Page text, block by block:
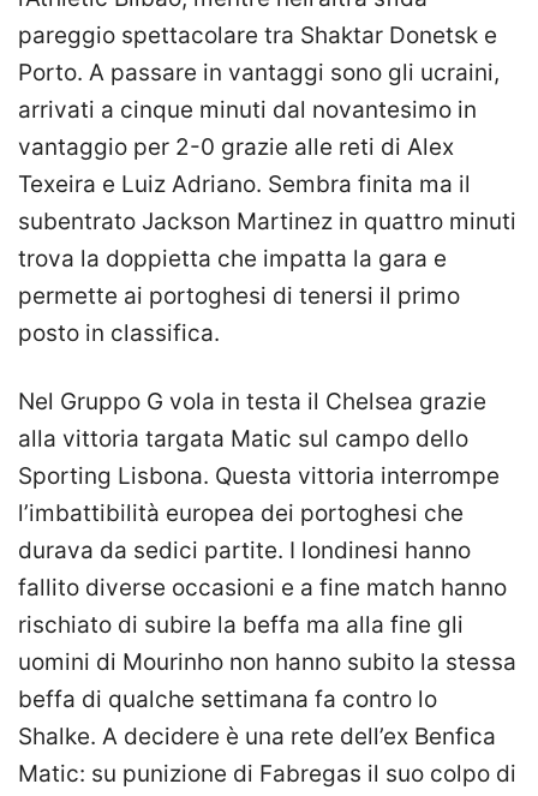
pareggio spettacolare tra Shaktar Donetsk e
Porto. A passare in vantaggi sono gli ucraini,
arrivati a cinque minuti dal novantesimo in
vantaggio per 2-0 grazie alle reti di Alex
Texeira e Luiz Adriano. Sembra finita ma il
subentrato Jackson Martinez in quattro minuti
trova la doppietta che impatta la gara e
permette ai portoghesi di tenersi il primo
posto in classifica.
Nel Gruppo G vola in testa il Chelsea grazie
alla vittoria targata Matic sul campo dello
Sporting Lisbona. Questa vittoria interrompe
l’imbattibilità europea dei portoghesi che
durava da sedici partite. I londinesi hanno
fallito diverse occasioni e a fine match hanno
rischiato di subire la beffa ma alla fine gli
uomini di Mourinho non hanno subito la stessa
beffa di qualche settimana fa contro lo
Shalke. A decidere è una rete dell’ex Benfica
Matic: su punizione di Fabregas il suo colpo di